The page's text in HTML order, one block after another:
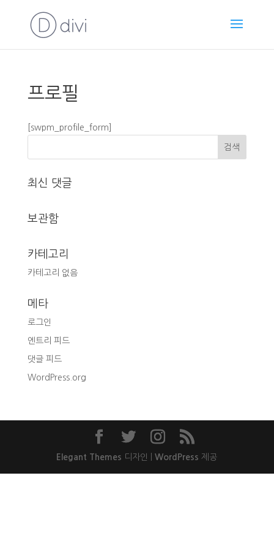
프로필
[swpm_profile_form]
최신 댓글
보관함
카테고리
카테고리 없음
메타
로그인
엔트리 피드
댓글 피드
WordPress.org
Elegant Themes 디자인 |WordPress 제공